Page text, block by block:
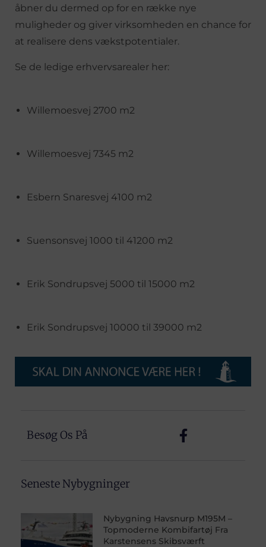
åbner du dermed op for en række nye
muligheder og giver virksomheden en chance for
at realisere dens vækstpotentialer.
Se de ledige erhvervsarealer her:
Willemoesvej 2700 m2
Willemoesvej 7345 m2
Esbern Snaresvej 4100 m2
Suensonsvej 1000 til 41200 m2
Erik Sondrupsvej 5000 til 15000 m2
Erik Sondrupsvej 10000 til 39000 m2
Besøg Os På
Seneste Nybygninger
Nybygning Havsnurp M195M –
Topmoderne Kombifartøj Fra
Karstensens Skibsværft